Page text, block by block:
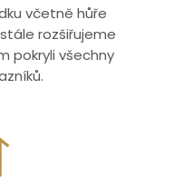
včetně hůře
rozšiřujeme
pokryli všechny